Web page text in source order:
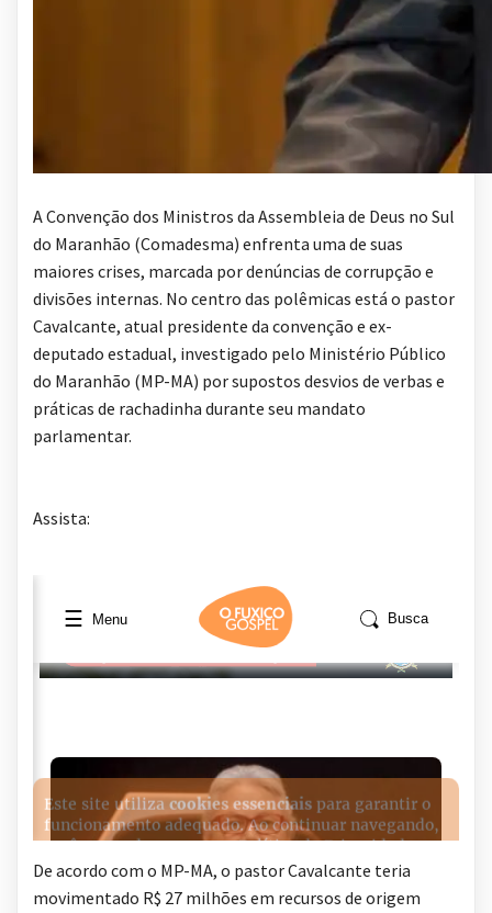
A Convenção dos Ministros da Assembleia de Deus no Sul
do Maranhão (Comadesma) enfrenta uma de suas
maiores crises, marcada por denúncias de corrupção e
divisões internas. No centro das polêmicas está o pastor
Cavalcante, atual presidente da convenção e ex-
deputado estadual, investigado pelo Ministério Público
do Maranhão (MP-MA) por supostos desvios de verbas e
práticas de rachadinha durante seu mandato
parlamentar.
Assista:
De acordo com o MP-MA, o pastor Cavalcante teria
movimentado R$ 27 milhões em recursos de origem